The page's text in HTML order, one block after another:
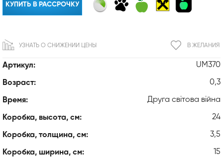
Артикул: UM370
Возраст: 0,3
Время: Друга світова війна
Коробка, высота, см: 24
Коробка, толщина, см: 3,5
Коробка, ширина, см: 15
КУПИТЬ В РАССРОЧКУ
В ЖЕЛАНИЯ
УЗНАТЬ О СНИЖЕНИИ ЦЕНЫ